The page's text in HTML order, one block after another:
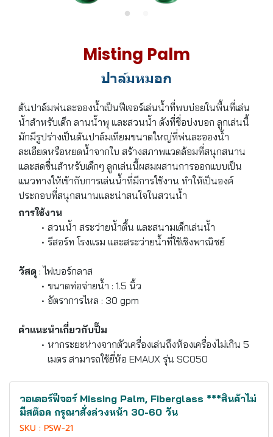
Misting Palm
ปาล์มหมอก
ต้นปาล์มพ่นละอองน้ำเป็นฟีเจอร์เล่นน้ำที่พบบ่อยในพื้นที่เล่น
น้ำสำหรับเด็ก ลานน้ำพุ และสวนน้ำ ดังที่ชื่อบ่งบอก ลูกเล่นนี้
มักมีรูปร่างเป็นต้นปาล์มเทียมขนาดใหญ่ที่พ่นละอองน้ำ
ละเอียดหรือหยดน้ำจากใบ สร้างสภาพแวดล้อมที่สนุกสนาน
และสดชื่นสำหรับเด็กๆ ลูกเล่นนี้ผสมผสานการออกแบบเป็น
แนวทางให้เข้ากับการเล่นน้ำที่มีการใช้งาน ทำให้เป็นองค์
ประกอบที่สนุกสนานและน่าสนใจในสวนน้ำ
การใช้งาน
สวนน้ำ สระว่ายน้ำตื้น และสนามเด็กเล่นน้ำ
รีสอร์ท โรงแรม และสระว่ายน้ำที่ใช้เชิงพาณิชย์
วัสดุ : ไฟเบอร์กลาส
ขนาดท่อจ่ายน้ำ : 1.5 นิ้ว
อัตราการไหล : 30 gpm
คำแนะนำเกี่ยวกับปั๊ม
หากระยะห่างจากตัวเครื่องเล่นถึงห้องเครื่องไม่เกิน 5
เมตร สามารถใช้ยี่ห้อ EMAUX รุ่น SC050
สั่งจองล่วงหน้า -43%
วอเตอร์ฟีจอร์ Missing Palm, Fiberglass ***สินค้าไม่
มีสต๊อค กรุณาสั่งล่วงหน้า 30-60 วัน
SKU : PSW-21